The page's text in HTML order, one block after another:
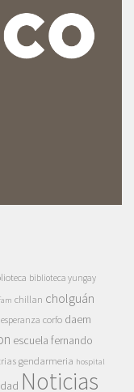
biblioteca yungay
chillan cholguán
corfo daem
escuela fernando
gendarmeria hospital
Noticias